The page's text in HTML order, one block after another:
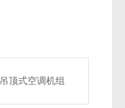
吊顶式空调机组